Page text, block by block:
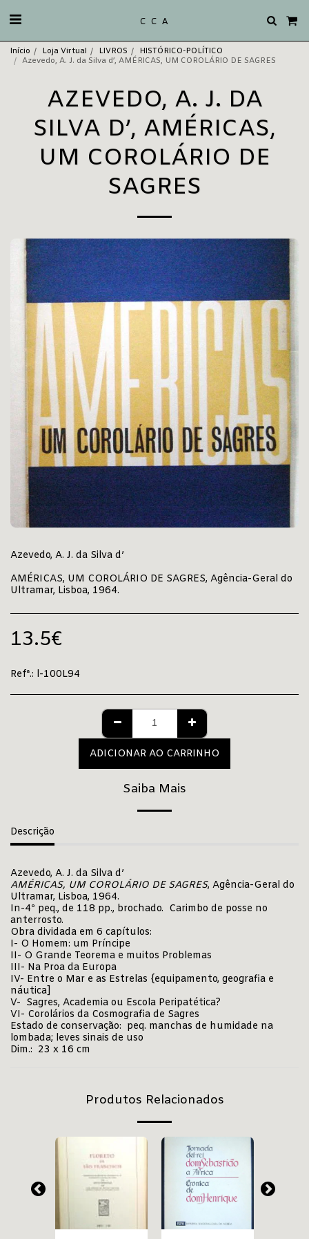
C C A
Início Loja Virtual LIVROS
HISTÓRICO-POLÍTICO
Azevedo, A. J. da Silva d’, AMÉRICAS, UM COROLÁRIO DE SAGRES
AZEVEDO, A. J. DA
SILVA D’, AMÉRICAS,
UM COROLÁRIO DE
SAGRES
Azevedo, A. J. da Silva d’
AMÉRICAS, UM COROLÁRIO DE SAGRES, Agência-Geral do
Ultramar, Lisboa, 1964.
13.5€
Refª.: l-100L94
ADICIONAR AO CARRINHO
Saiba Mais
Descrição
Azevedo, A. J. da Silva d’
AMÉRICAS, UM COROLÁRIO DE SAGRES, Agência-Geral do
Ultramar, Lisboa, 1964.
In-4º peq., de 118 pp., brochado. Carimbo de posse no
anterrosto.
Obra dividada em 6 capítulos:
I- O Homem: um Príncipe
II- O Grande Teorema e muitos Problemas
III- Na Proa da Europa
IV- Entre o Mar e as Estrelas {equipamento, geografia e
náutica]
V- Sagres, Academia ou Escola Peripatética?
VI- Corolários da Cosmografia de Sagres
Estado de conservação: peq. manchas de humidade na
lombada; leves sinais de uso
Dim.: 23 x 16 cm
Produtos Relacionados